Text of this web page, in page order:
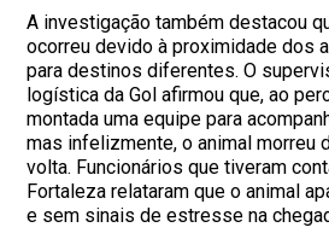
A investigação também destacou
ocorreu devido à proximidade dos
para destinos diferentes. O
logística da Gol afirmou que, ao
montada uma equipe para
mas infelizmente, o animal morreu
volta. Funcionários que tiveram
Fortaleza relataram que o animal
e sem sinais de estresse na